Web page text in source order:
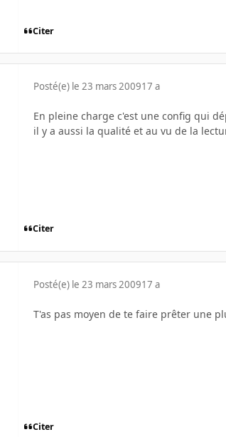
Citer
Posté(e) le 23 mars 200917 a
En pleine charge c'est une config qui
il y a aussi la qualité et au vu de la
Citer
Posté(e) le 23 mars 200917 a
T'as pas moyen de te faire prêter une
Citer